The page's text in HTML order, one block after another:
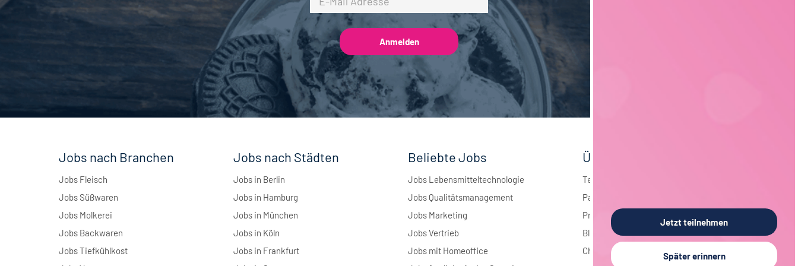
Jobs nach Branchen
Jobs Fleisch
Jobs Süßwaren
Jobs Molkerei
Jobs Backwaren
Jobs Tiefkühlkost
Jobs nach Städten
Jobs in Berlin
Jobs in Hamburg
Jobs in München
Jobs in Köln
Jobs in Frankfurt
Beliebte Jobs
Jobs Lebensmitteltechnologie
Jobs Qualitätsmanagement
Jobs Marketing
Jobs Vertrieb
Jobs mit Homeoffice
Über foodjobs
Team
Partner
Presse
Blog
Chronik
Jetzt teilnehmen
Später erinnern